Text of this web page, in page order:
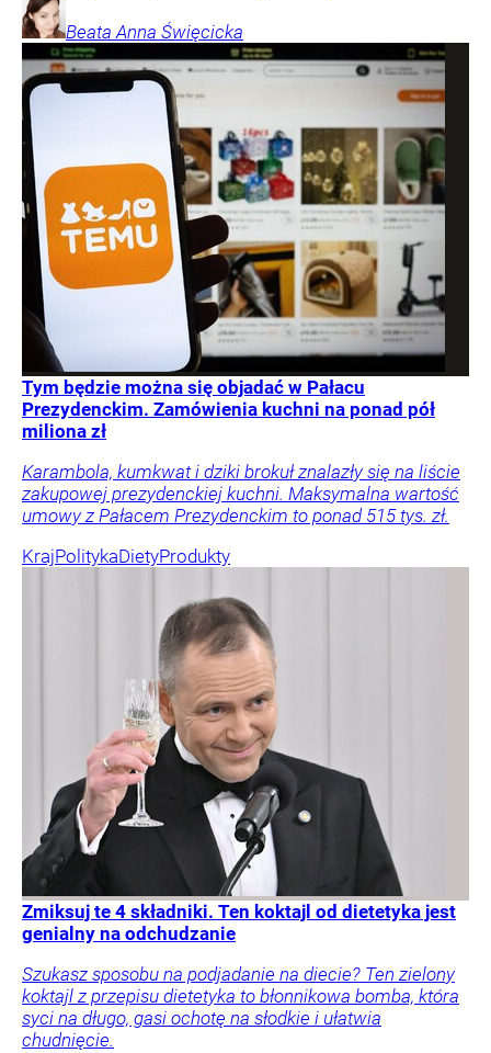
Beata Anna Święcicka
Tym będzie można się objadać w Pałacu
Prezydenckim. Zamówienia kuchni na ponad pół
miliona zł
Karambola, kumkwat i dziki brokuł znalazły się na liście
zakupowej prezydenckiej kuchni. Maksymalna wartość
umowy z Pałacem Prezydenckim to ponad 515 tys. zł.
KrajPolitykaDietyProdukty
Zmiksuj te 4 składniki. Ten koktajl od dietetyka jest
genialny na odchudzanie
Szukasz sposobu na podjadanie na diecie? Ten zielony
koktajl z przepisu dietetyka to błonnikowa bomba, która
syci na długo, gasi ochotę na słodkie i ułatwia
chudnięcie.